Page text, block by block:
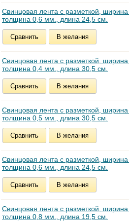
Свинцовая лента с разметкой,
толщина 0,6 мм., длина 24,5 см.
Сравнить В желания
Свинцовая лента с разметкой,
толщина 0,4 мм., длина 30,5 см.
Сравнить В желания
Свинцовая лента с разметкой,
толщина 0,5 мм., длина 30,5 см.
Сравнить В желания
Свинцовая лента с разметкой,
толщина 0,6 мм., длина 24,5 см.
Сравнить В желания
Свинцовая лента с разметкой,
толщина 0,8 мм., длина 19,5 см.